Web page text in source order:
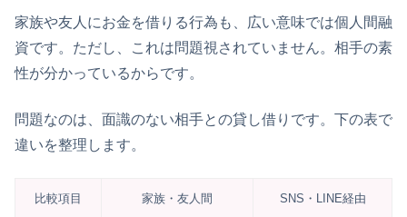
家族や友人にお金を借りる行為も、広い意味では個人間融
資です。ただし、これは問題視されていません。相手の素
性が分かっているからです。
問題なのは、面識のない相手との貸し借りです。下の表で
違いを整理します。
比較項目 家族・友人間 SNS・LINE経由